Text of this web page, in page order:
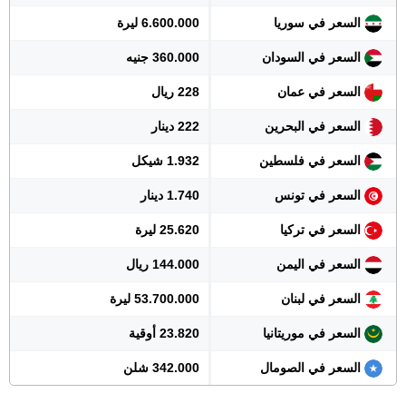
السعر في سوريا 6.600.000 ليرة
السعر في السودان 360.000 جنيه
السعر في عمان 228 ريال
السعر في البحرين 222 دينار
السعر في فلسطين 1.932 شيكل
السعر في تونس 1.740 دينار
السعر في تركيا 25.620 ليرة
السعر في اليمن 144.000 ريال
السعر في لبنان 53.700.000 ليرة
السعر في موريتانيا 23.820 أوقية
السعر في الصومال 342.000 شلن